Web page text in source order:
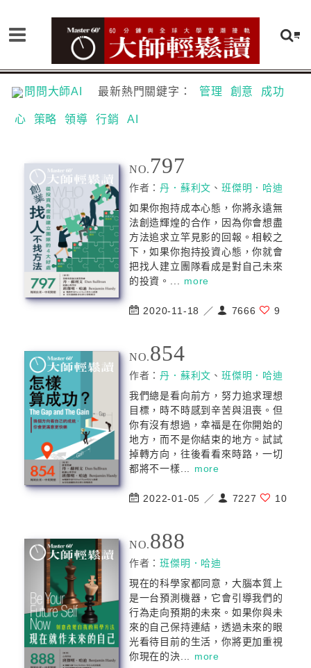
問問大師AI 最新熱門關鍵字： 管理 創意 成功
心 策略 領導 行銷 AI
NO. 797
作者：丹．蘇利文 、班傑明．哈迪
如果你抱持成本心態，你將永遠無
法創造輝煌的合作，因為你會想盡
方法追求立竿見影的回報。相較之
下，如果你抱持投資心態，你就會
把找人建立團隊看成是對自己未來
的投資。... more
2020-11-18 ／ 7666 9
NO.854
作者：丹．蘇利文 、班傑明．哈迪
我們總是看向前方，努力追求理想
目標，時不時感到辛苦與沮喪。但
你有沒有想過，幸福是在你開始的
地方，而不是你結束的地方。試試
掉轉方向，往後看看來時路，一切
都將不一樣... more
2022-01-05 ／ 7227 10
NO.888
作者：班傑明．哈迪
現在的科學家都同意，大腦本質上
是一台預測機器，它會引導我們的
行為走向預期的未來。如果你與未
來的自己保持連結，透過未來的眼
光看待目前的生活，你將更加重視
你現在的決... more